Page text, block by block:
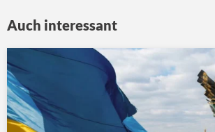
Auch interessant